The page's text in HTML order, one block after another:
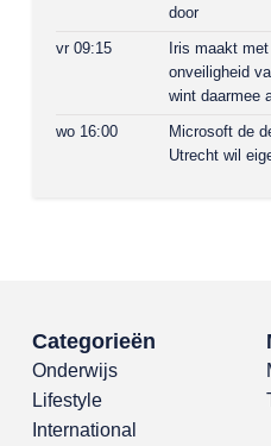
door
vr 09:15
Iris maakt
onveiligheid
wint daarmee
wo 16:00
Microsoft de
Utrecht wil
Categorieën
Onderwijs
Lifestyle
International